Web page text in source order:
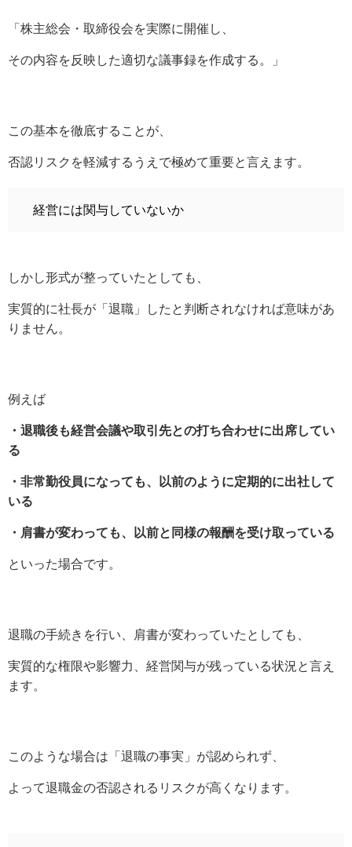
「株主総会・取締役会を実際に開催し、
その内容を反映した適切な議事録を作成する。」
この基本を徹底することが、
否認リスクを軽減するうえで極めて重要と言えます。
経営には関与していないか
しかし形式が整っていたとしても、
実質的に社長が「退職」したと判断されなければ意味があ
りません。
例えば
・退職後も経営会議や取引先との打ち合わせに出席してい
る
・非常勤役員になっても、以前のように定期的に出社して
いる
・肩書が変わっても、以前と同様の報酬を受け取っている
といった場合です。
退職の手続きを行い、肩書が変わっていたとしても、
実質的な権限や影響力、経営関与が残っている状況と言え
ます。
このような場合は「退職の事実」が認められず、
よって退職金の否認されるリスクが高くなります。